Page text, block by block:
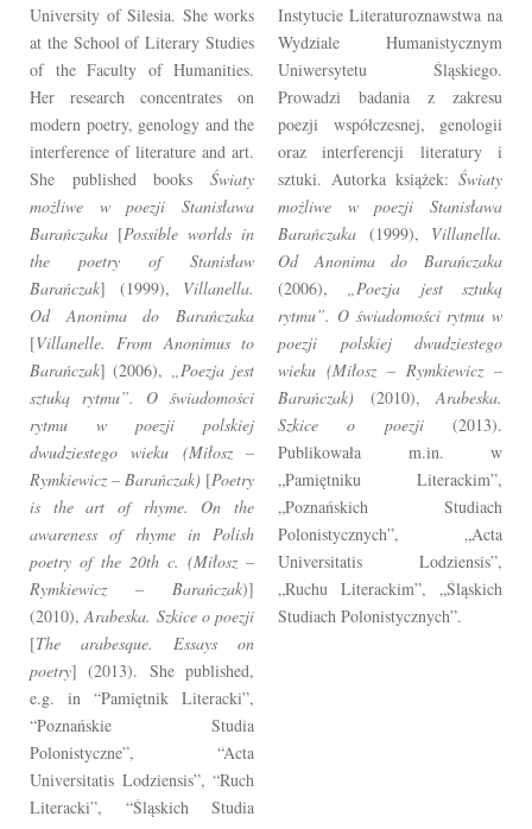
University of Silesia. She works
at the School of Literary Studies
of the Faculty of Humanities.
Her research concentrates on
modern poetry, genology and the
interference of literature and art.
She published books Światy
możliwe w poezji Stanisława
Barańczaka [Possible worlds in
the poetry of Stanisław
Barańczak] (1999), Villanella.
Od Anonima do Barańczaka
[Villanelle. From Anonimus to
Barańczak] (2006), „Poezja jest
sztuką rytmu”. O świadomości
rytmu w poezji polskiej
dwudziestego wieku (Miłosz –
Rymkiewicz – Barańczak) [Poetry
is the art of rhyme. On the
awareness of rhyme in Polish
poetry of the 20th c. (Miłosz –
Rymkiewicz – Barańczak)]
(2010),Arabeska. Szkice o poezji
[The arabesque. Essays on
poetry] (2013). She published,
e.g. in “Pamiętnik Literacki”,
“Poznańskie Studia
Polonistyczne”, “Acta
Universitatis Lodziensis”, “Ruch
Literacki”, “Śląskich Studia
Instytucie Literaturoznawstwa na
Wydziale Humanistycznym
Uniwersytetu Śląskiego.
Prowadzi badania z zakresu
poezji współczesnej, genologii
oraz interferencji literatury i
sztuki. Autorka książek: Światy
możliwe w poezji Stanisława
Barańczaka (1999), Villanella.
Od Anonima do Barańczaka
(2006), „Poezja jest sztuką
rytmu”. O świadomości rytmu w
poezji polskiej dwudziestego
wieku (Miłosz – Rymkiewicz –
Barańczak) (2010),Arabeska.
Szkice o poezji (2013).
Publikowała m.in. w
„Pamiętniku Literackim”,
„Poznańskich Studiach
Polonistycznych”, „Acta
Universitatis Lodziensis”,
„Ruchu Literackim”, „Śląskich
Studiach Polonistycznych”.